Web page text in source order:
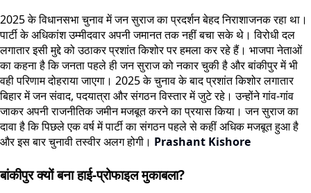
2025 के विधानसभा चुनाव में जन सुराज का प्रदर्शन बेहद निराशाजनक रहा था।
पार्टी के अधिकांश उम्मीदवार अपनी जमानत तक नहीं बचा सके थे। विरोधी दल
लगातार इसी मुद्दे को उठाकर प्रशांत किशोर पर हमला कर रहे हैं। भाजपा नेताओं
का कहना है कि जनता पहले ही जन सुराज को नकार चुकी है और बांकीपुर में भी
वही परिणाम दोहराया जाएगा। 2025 के चुनाव के बाद प्रशांत किशोर लगातार
बिहार में जन संवाद, पदयात्रा और संगठन विस्तार में जुटे रहे। उन्होंने गांव-गांव
जाकर अपनी राजनीतिक जमीन मजबूत करने का प्रयास किया। जन सुराज का
दावा है कि पिछले एक वर्ष में पार्टी का संगठन पहले से कहीं अधिक मजबूत हुआ है
और इस बार चुनावी तस्वीर अलग होगी। Prashant Kishore
बांकीपुर क्यों बना हाई-प्रोफाइल मुकाबला?